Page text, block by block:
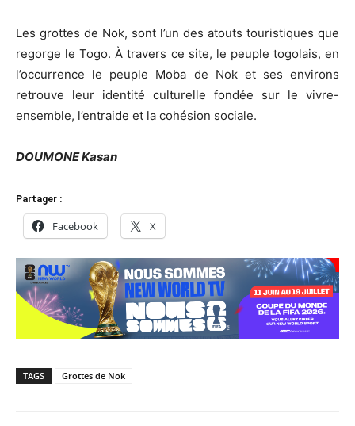
Les grottes de Nok, sont l’un des atouts touristiques que
regorge le Togo. À travers ce site, le peuple togolais, en
l’occurrence le peuple Moba de Nok et ses environs
retrouve leur identité culturelle fondée sur le vivre-
ensemble, l’entraide et la cohésion sociale.
DOUMONE Kasan
Partager :
Facebook X
TAGS Grottes de Nok